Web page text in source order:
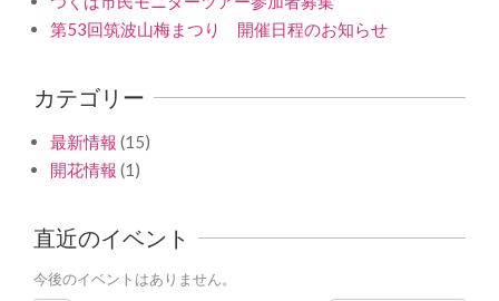
第53回筑波山梅まつり 開催日程のお知らせ
カテゴリー
最新情報 (15)
開花情報 (1)
直近のイベント
今後のイベントはありません。